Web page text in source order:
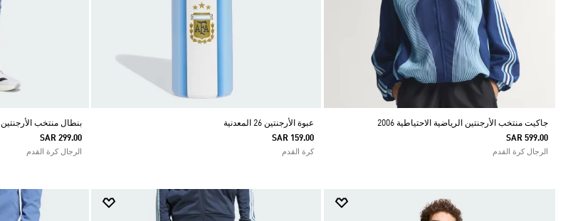
جاكيت منتخب الأرجنتين الرياضية الاحتياطية 2006
SAR 599.00
الرجال كرة القدم
عبوة الأرجنتين 26 المعدنية
SAR 159.00
كرة القدم
بنطال منتخب الأرجنتين DNA
SAR 299.00
الرجال كرة القدم